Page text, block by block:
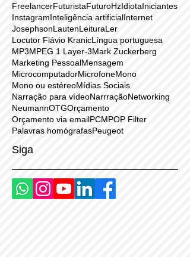
Espera telefônicaExercíciosFacebook
Facebook LiveFlavio KranicFlávio Kranic
Fones de ouvidoFonoaudiologia
FreelancerFuturistaFuturoHzIdiotaIniciantes
InstagramInteligência artificialInternet
JosephsonLautenLeituraLer
Locutor Flávio KranicLíngua portuguesa
MP3MPEG 1 Layer-3Mark Zuckerberg
Marketing PessoalMensagem
MicrocomputadorMicrofone
Mono ou estéreoMídias Sociais
Narração para vídeoNarrração
Orçamento via email
Siga